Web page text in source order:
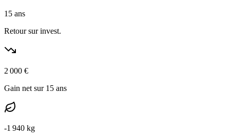
15 ans
Retour sur invest.
2 000 €
Gain net sur 15 ans
-1 940 kg